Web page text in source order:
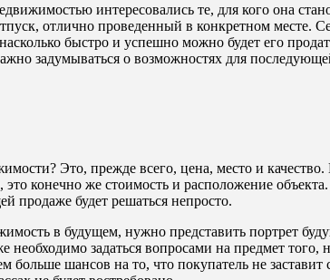
интересовались те, для кого она
отлично проведенный в конкретном месте.
быстро и успешно можно будет его
задумываться о возможностях для
Это, прежде всего, цена, место и
конечно же стоимость и расположение
продаже будет решаться непросто.
в будущем, нужно представить портрет
задаться вопросами на предмет
больше шансов на то, что покупатель не